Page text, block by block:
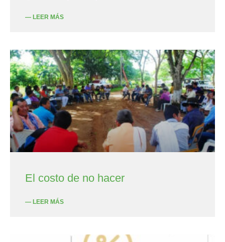
— LEER MÁS
El costo de no hacer
— LEER MÁS